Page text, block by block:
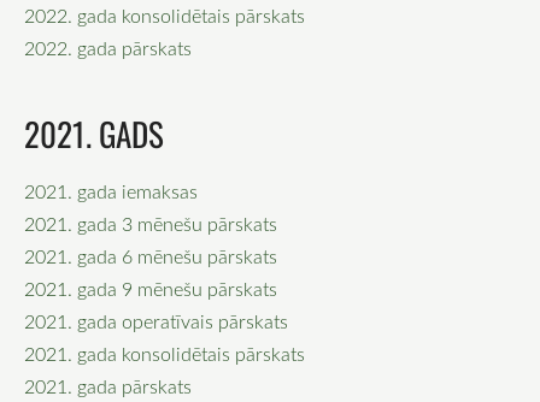
2022. gada konsolidētais pārskats
2022. gada pārskats
2021. GADS
2021. gada iemaksas
2021. gada 3 mēnešu pārskats
2021. gada 6 mēnešu pārskats
2021. gada 9 mēnešu pārskats
2021. gada operatīvais pārskats
2021. gada konsolidētais pārskats
2021. gada pārskats